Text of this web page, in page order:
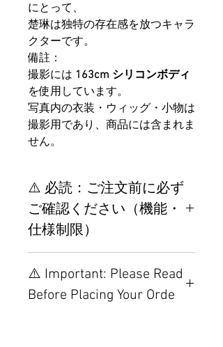
にとって、
楚琳は独特の存在感を放つキャラ
クターです。
備註：
撮影には 163cm シリコンボディ
を使用しています。
写真内の衣装・ウィッグ・小物は
撮影用であり、商品には含まれま
せん。
⚠️ 必読：ご注文前に必ず
ご確認ください（機能・
仕様制限）
置制限について
その他の配置はTPEに関連し
⚠️ Important: Please Read
Before Placing Your Orde